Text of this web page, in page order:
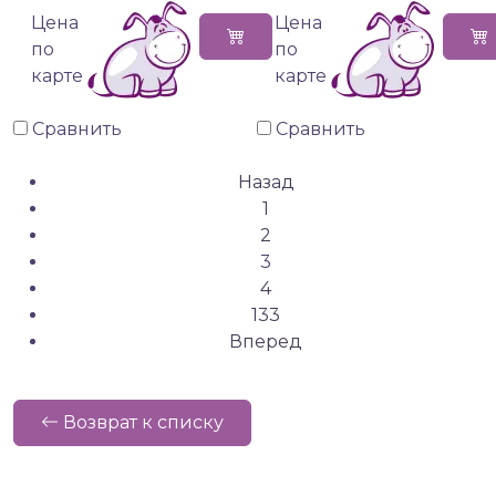
Цена
по
карте
Сравнить
Цена
по
карте
Сравнить
Назад
1
2
3
4
133
Вперед
Возврат к списку